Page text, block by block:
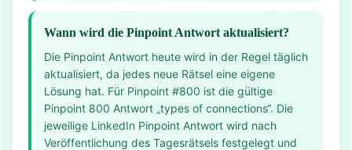
Wann wird die Pinpoint Antwort aktualisiert?
Die Pinpoint Antwort heute wird in der Regel täglich
aktualisiert, da jedes neue Rätsel eine eigene
Lösung hat. Für Pinpoint #800 ist die gültige
Pinpoint 800 Antwort „types of connections“. Die
jeweilige LinkedIn Pinpoint Antwort wird nach
Veröffentlichung des Tagesrätsels festgelegt und